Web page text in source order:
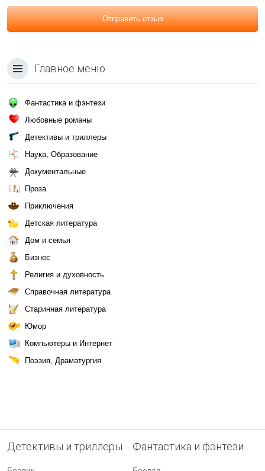
Отправить отзыв
Главное меню
Фантастика и фэнтези
Любовные романы
Детективы и триллеры
Наука, Образование
Документальные
Проза
Приключения
Детская литература
Дом и семья
Бизнес
Религия и духовность
Справочная литература
Старинная литература
Юмор
Компьютеры и Интернет
Поэзия, Драматургия
Детективы и триллеры Фантастика и фэнтези